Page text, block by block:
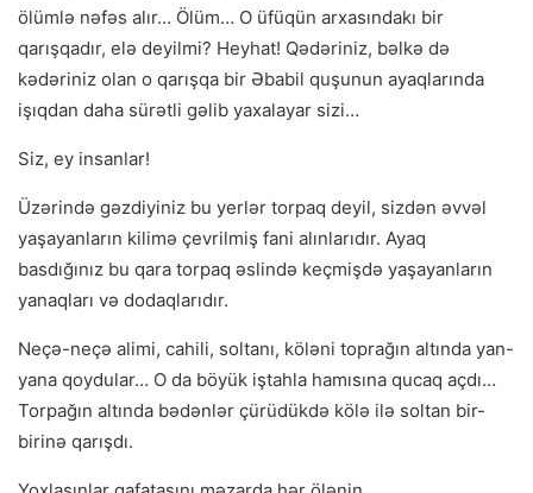
ölümlə nəfəs alır… Ölüm… O üfüqün arxasındakı bir
qarışqadır, elə deyilmi? Heyhat! Qədəriniz, bəlkə də
kədəriniz olan o qarışqa bir Əbabil quşunun ayaqlarında
işıqdan daha sürətli gəlib yaxalayar sizi…
Siz, ey insanlar!
Üzərində gəzdiyiniz bu yerlər torpaq deyil, sizdən əvvəl
yaşayanların kilimə çevrilmiş fani alınlarıdır. Ayaq
basdığınız bu qara torpaq əslində keçmişdə yaşayanların
yanaqları və dodaqlarıdır.
Neçə-neçə alimi, cahili, soltanı, köləni toprağın altında yan-
yana qoydular… O da böyük iştahla hamısına qucaq açdı…
Torpağın altında bədənlər çürüdükdə kölə ilə soltan bir-
birinə qarışdı.